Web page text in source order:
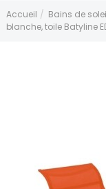
Accueil Bains de
blanche, toile Batyline